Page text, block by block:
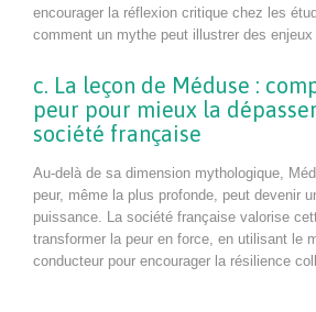
encourager la réflexion critique chez les
comment un mythe peut illustrer des enjeux
c. La leçon de Méduse :
peur pour mieux la
société française
Au-delà de sa dimension mythologique,
peur, même la plus profonde, peut devenir
puissance. La société française valorise
transformer la peur en force, en utilisant le
conducteur pour encourager la résilience